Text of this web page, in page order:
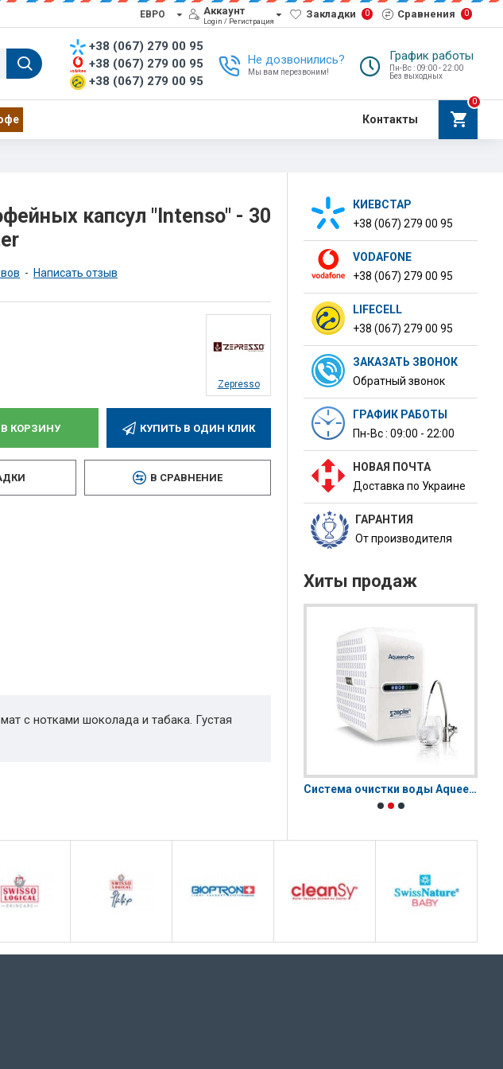
ЕВРО Аккаунт
Login / Регистрация
Закладки 0 Сравнения 0
+38 (067) 279 00 95
+38 (067) 279 00 95
+38 (067) 279 00 95
Не дозвонились?
Мы вам перезвоним!
График работы
Пн-Вс : 09:00 - 22:00
Без выходных
Контакты
0
капсул "Intenso" - 30
- Написать отзыв
Zepresso
В КОРЗИНУ КУПИТЬ В ОДИН КЛИК
В СРАВНЕНИЕ
с нотками шоколада и табака. Густая
КИЕВСТАР
+38 (067) 279 00 95
VODAFONE
+38 (067) 279 00 95
LIFECELL
+38 (067) 279 00 95
ЗАКАЗАТЬ ЗВОНОК
Обратный звонок
ГРАФИК РАБОТЫ
Пн-Вс : 09:00 - 22:00
НОВАЯ ПОЧТА
Доставка по Украине
ГАРАНТИЯ
От производителя
Хиты продаж
Система очистки воды Aqueena PRO